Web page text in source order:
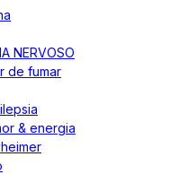
NERVOSO
de fumar
& energia